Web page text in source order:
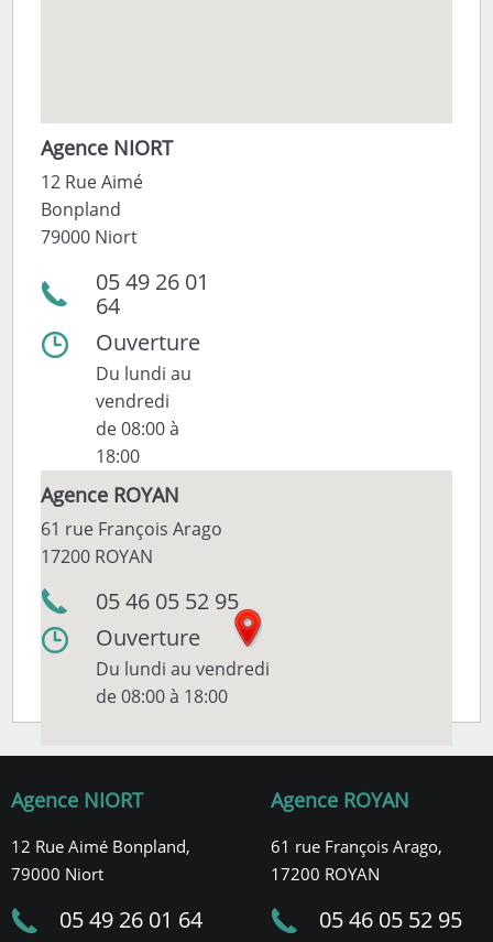
Agence NIORT
12 Rue Aimé
Bonpland
79000 Niort
05 49 26 01
64
Ouverture
Du lundi au
vendredi
de 08:00 à
18:00
Agence ROYAN
61 rue François Arago
17200 ROYAN
05 46 05 52 95
Ouverture
Du lundi au vendredi
de 08:00 à 18:00
Agence NIORT
12 Rue Aimé Bonpland,
79000 Niort
05 49 26 01 64
Agence ROYAN
61 rue François Arago,
17200 ROYAN
05 46 05 52 95